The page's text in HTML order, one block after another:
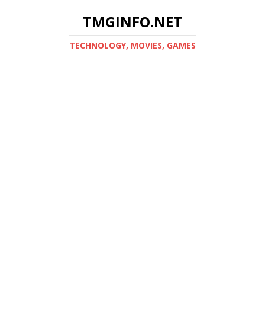
TMGINFO.NET
ТECHNOLOGY, MOVIES, GAMES